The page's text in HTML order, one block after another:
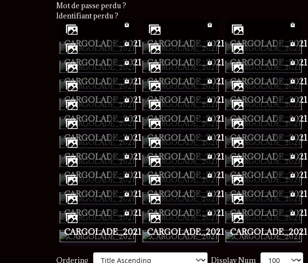
Mot de passe perdu ?
Identifiant perdu ?
CARGOLADE_2021 CARGOLADE_2021 CARGOLADE_2021
CARGOLADE_2021
CARGOLADE_2021 CARGOLADE_2021
CARGOLADE_2021
CARGOLADE_2021 CARGOLADE_2021
CARGOLADE_2021
CARGOLADE_2021 CARGOLADE_2021
CARGOLADE_2021
CARGOLADE_2021 CARGOLADE_2021
CARGOLADE_2021
CARGOLADE_2021 CARGOLADE_2021
CARGOLADE_2021
CARGOLADE_2021 CARGOLADE_2021
CARGOLADE_2021
CARGOLADE_2021 CARGOLADE_2021
CARGOLADE_2021
CARGOLADE_2021 CARGOLADE_2021
CARGOLADE_2021
CARGOLADE_2021 CARGOLADE_2021
CARGOLADE_2021
CARGOLADE_2021 CARGOLADE_2021
Ordering Display Num